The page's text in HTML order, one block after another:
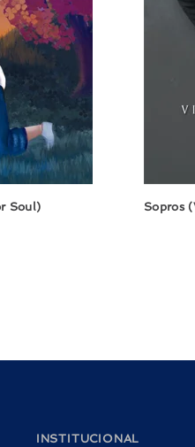
Soul)
Sopros
INSTITUCIONAL